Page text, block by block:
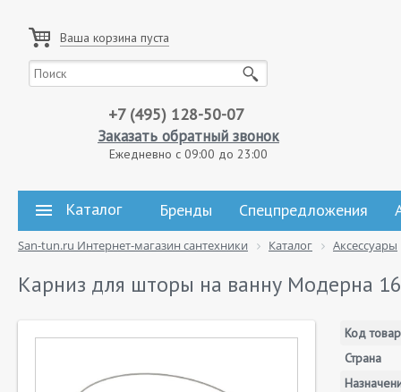
Ваша корзина пуста
+7 (495) 128-50-07
Заказать обратный звонок
Ежедневно с 09:00 до 23:00
Каталог Бренды Спецпредложения
San-tun.ru Интернет-магазин сантехники Каталог Аксессуары
Карниз для шторы на ванну Модерна
Код
Страна